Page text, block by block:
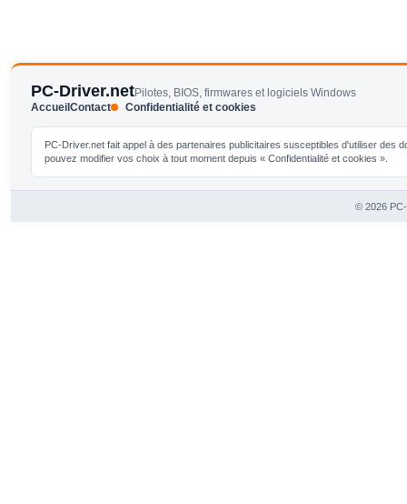
PC-Driver.netPilotes, BIOS, firmwares et logiciels Windows
AccueilContact Confidentialité et cookies
PC-Driver.net fait appel à des partenaires publicitaires susceptibles d'utiliser
pouvez modifier vos choix à tout moment depuis « Confidentialité et cookies ».
© 2026